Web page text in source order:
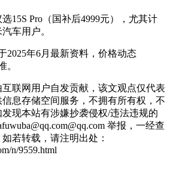
15S Pro（国补后4999元），尤其计
车用户。
2025年6月最新资料，价格动态
。
联网用户自发贡献，该文观点仅代表
息存储空间服务，不拥有所有权，不
现本站有涉嫌抄袭侵权/违法违规的
举报，一经查
若转载，请注明出处：
n/9559.html